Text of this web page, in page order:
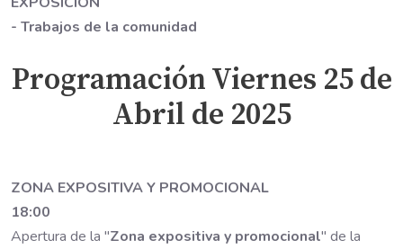
- Trabajos de la comunidad
Programación Viernes 25 de
Abril de 2025
ZONA EXPOSITIVA Y PROMOCIONAL
18:00
Apertura de la "Zona expositiva y promocional" de la